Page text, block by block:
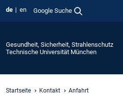
de en Google Suche
Gesundheit, Sicherheit, Strahlenschutz
Technische Universität München
Startseite Kontakt Anfahrt